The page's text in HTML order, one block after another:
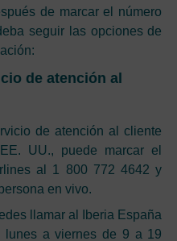
de marcar el número
seguir las opciones de
de atención al
de atención al cliente
UU., puede marcar el
al 1 800 772 4642 y
en vivo.
llamar al Iberia España
a viernes de 9 a 19